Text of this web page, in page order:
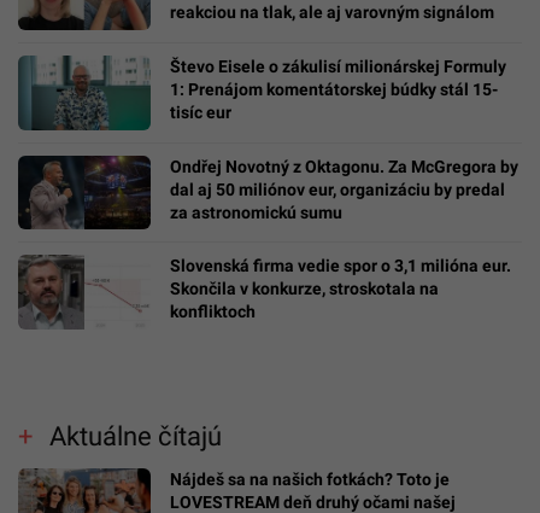
reakciou na tlak, ale aj varovným signálom
Števo Eisele o zákulisí milionárskej Formuly
1: Prenájom komentátorskej búdky stál 15-
tisíc eur
Ondřej Novotný z Oktagonu. Za McGregora by
dal aj 50 miliónov eur, organizáciu by predal
za astronomickú sumu
Slovenská firma vedie spor o 3,1 milióna eur.
Skončila v konkurze, stroskotala na
konfliktoch
Aktuálne čítajú
Nájdeš sa na našich fotkách? Toto je
LOVESTREAM deň druhý očami našej